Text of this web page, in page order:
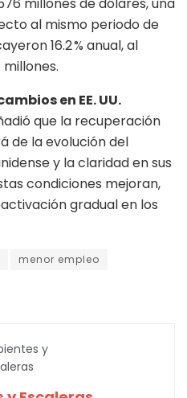
al mismo periodo de
16.2 % anual, al
en EE. UU.
que la recuperación
de la evolución del
y la claridad en sus
condiciones mejoran,
gradual en los
menor empleo